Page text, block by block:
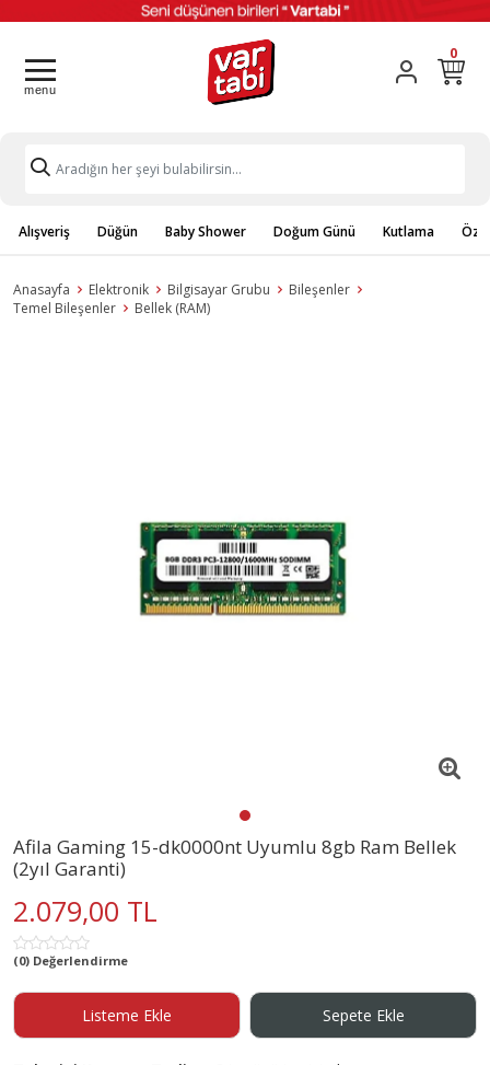
0
Alışveriş Düğün Baby Shower Doğum Günü Kutlama
Anasayfa Elektronik Bilgisayar Grubu
Bileşenler
Temel Bileşenler
Bellek (RAM)
Afila Gaming 15-dk0000nt Uyumlu 8gb Ram Bellek
(2yıl Garanti)
2.079,00 TL
(0) Değerlendirme
Listeme Ekle Sepete Ekle